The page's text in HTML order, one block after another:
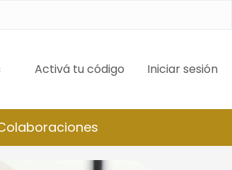
Activá tu código Iniciar sesión